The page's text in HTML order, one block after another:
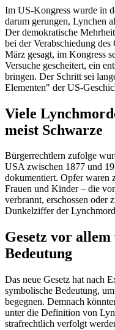
Im US-Kongress wurde in
darum gerungen, Lynchen
Der demokratische
bei der Verabschiedung
März gesagt, im Kongress
Versuche gescheitert, ein
bringen. Der Schritt sei
Elementen" der US-
Viele
meist Schwarze
Bürgerrechtlern zufolge
USA zwischen 1877 und
dokumentiert. Opfer waren
Frauen und Kinder – die
verbrannt, erschossen oder
Dunkelziffer der
Gesetz vor
Bedeutung
Das neue Gesetz hat nach
symbolische Bedeutung,
begegnen. Demnach
unter die Definition von
strafrechtlich verfolgt